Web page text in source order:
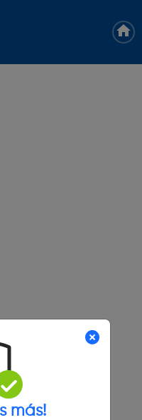
más!